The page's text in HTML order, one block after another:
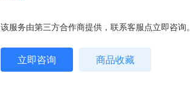
该服务由第三方合作商提供，联系客服点立即咨询。
立即咨询 商品收藏